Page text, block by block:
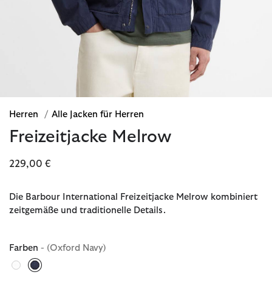
Herren / Alle Jacken für Herren
Freizeitjacke Melrow
229,00 €
Die Barbour International Freizeitjacke Melrow kombiniert
zeitgemäße und traditionelle Details.
Farben - (Oxford Navy)